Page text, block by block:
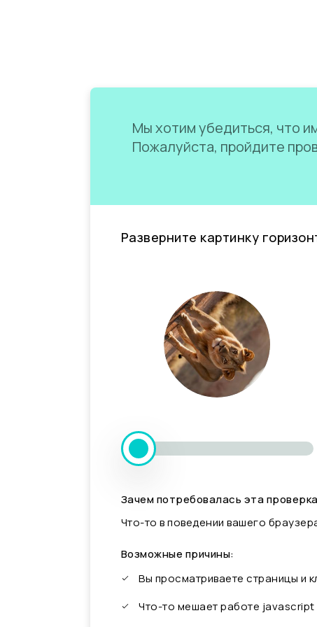
Мы хотим убедиться, что
Пожалуйста, пройдите
Разверните картинку
Зачем потребовалась эта
Что-то в поведении вашего
Возможные причины:
Вы просматриваете страницы и
Что-то мешает работе javascript